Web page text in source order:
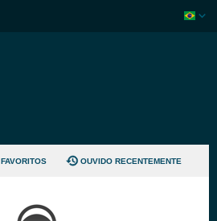
FAVORITOS OUVIDO RECENTEMENTE